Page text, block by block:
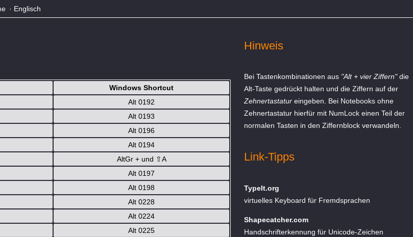
· Englisch
Hinweis
Bei Tastenkombinationen aus "Alt + vier Ziffern"die
Alt-Taste gedrückt halten und die Ziffern auf der
Zehnertastatur eingeben. Bei Notebooks ohne
Zehnertastatur hierfür mit NumLock einen Teil der
normalen Tasten in den Ziffernblock verwandeln.
Link-Tipps
TypeIt.org
virtuelles Keyboard für Fremdsprachen
Shapecatcher.com
Handschrifterkennung für Unicode-Zeichen
Windows Shortcut
Alt 0192
Alt 0193
Alt 0196
Alt 0194
AltGr + und ⇧A
Alt 0197
Alt 0198
Alt 0228
Alt 0224
Alt 0225